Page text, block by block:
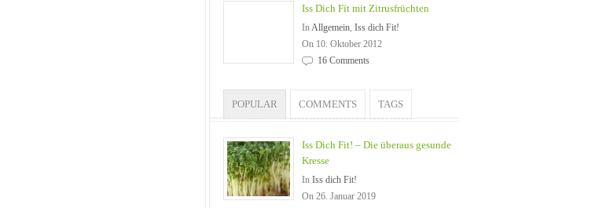
Iss Dich Fit mit Zitrusfrüchten
InAllgemein, Iss dich Fit!
On 10. Oktober 2012
16 Comments
POPULAR COMMENTS TAGS
Iss Dich Fit! – Die überaus gesunde
Kresse
In Iss dich Fit!
On 26. Januar 2019